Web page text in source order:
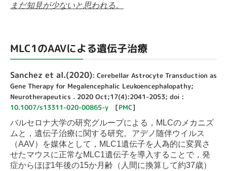
まだ知見が少ないと思われる。
MLC1のAAVによる遺伝子治療
Sanchez et al.(2020): Cerebellar Astrocyte Transduction as
Gene Therapy for Megalencephalic Leukoencephalopathy;
Neurotherapeutics . 2020 Oct;17(4):2041-2053; doi :
10.1007/s13311-020-00865-y [PMC]
バルセロナ大学の研究グループによる，MLCのメカニズ
ムと，遺伝子治療に関する研究。アデノ随伴ウイルス
（AAV）を媒体として，MLC1遺伝子を人為的に変異さ
せたマウスに正常なMLC1遺伝子を導入することで，発
症からほぼ1年後の15か月齢（人間に換算して約37歳）